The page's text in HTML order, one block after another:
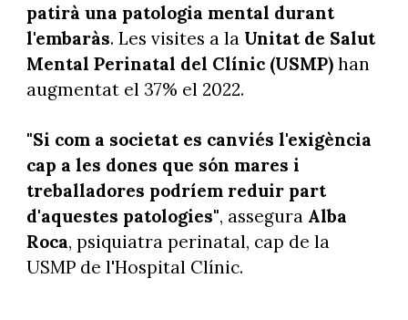
patirà una patologia mental durant
l'embaràs. Les visites a la Unitat de Salut
Mental Perinatal del Clínic (USMP)han
augmentat el 37% el 2022.
"Si com a societat es canviés l'exigència
cap a les dones que són mares i
treballadores podríem reduir part
d'aquestes patologies", assegura Alba
Roca, psiquiatra perinatal, cap de la
USMP de l'Hospital Clínic.